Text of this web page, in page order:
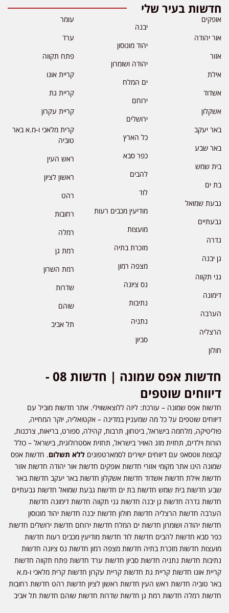
חדשות בעיר שלי
אופקים
אור יהודה
אזור
אילת
אשדוד
אשקלון
באר יעקב
באר שבע
בית שמש
בת ים
גבעת שמואל
גבעתיים
גדרה
גן יבנה
גני תקווה
דימונה
הערבה
הרצליה
חולון
יבנה
יהוד מונוסון
יהודה ושומרון
ים המלח
ירוחם
ירושלים
כל הארץ
כפר סבא
להבים
לוד
מודיעין מכבים רעות
מועצות
מזכרת בתיה
מצפה רמון
נס ציונה
נתיבות
נתניה
סביון
עומר
ערד
פתח תקווה
קריית אונו
קריית גת
קריית עקרון
קרית מלאכי ו-מ.א באר
טוביה
ראש העין
ראשון לציון
רהט
רחובות
רמלה
רמת גן
רמת השרון
שדרות
שוהם
תל אביב
חדשות אפס שמונה | חדשות 08 -
דיווחים שוטפים
חדשות אפס שמונה – עורכת: ליזה ללוצאשווילי. אתר חדשות מוביל עם
דיווחים שוטפים על כל מה שמעניין במדינה – אקטואליה, יוקר המחייה,
פוליטיקה, מלחמה בישראל, ביטחון, תרבות, קהילה, ספורט, בריאות, צרכנות,
הורות וילדים, תחזית מזג האויר בישראל, תחזית אסטרולוגית, בישראל – כולל
קבוצות ווטסאפ עם דיווחים ישירים לסמארטפונים ללא תשלום. חדשות אפס
שמונה הינו אתר מקומי אזורי חדשות אופקים חדשות אור יהודה חדשות אזור
חדשות אילת חדשות אשדוד חדשות אשקלון חדשות באר יעקב חדשות באר
שבע חדשות בית שמש חדשות בת ים חדשות גבעת שמואל חדשות גבעתיים
חדשות גדרה חדשות גן יבנה חדשות גני תקווה חדשות דימונה חדשות
הערבה חדשות הרצליה חדשות חולון חדשות יבנה חדשות יהוד מונוסון
חדשות יהודה ושומרון חדשות ים המלח חדשות ירוחם חדשות ירושלים חדשות
כפר סבא חדשות להבים חדשות לוד חדשות מודיעין מכבים רעות חדשות
מועצות חדשות מזכרת בתיה חדשות מצפה רמון חדשות נס ציונה חדשות
נתיבות חדשות נתניה חדשות סביון חדשות ערד חדשות פתח תקווה חדשות
קריית אונו חדשות קריית גת חדשות קריית עקרון חדשות קרית מלאכי ו-מ.א
באר טוביה חדשות ראש העין חדשות ראשון לציון חדשות רהט חדשות רחובות
חדשות רמלה חדשות רמת גן חדשות שדרות חדשות שוהם חדשות תל אביב